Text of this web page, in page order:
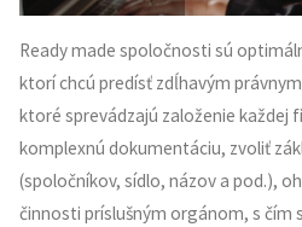
Ready made spoločnosti sú
ktorí chcú predísť zdĺhavým
ktoré sprevádzajú založenie každej
komplexnú dokumentáciu, zvoliť
(spoločníkov, sídlo, názov a pod.),
činnosti príslušným orgánom, s čím